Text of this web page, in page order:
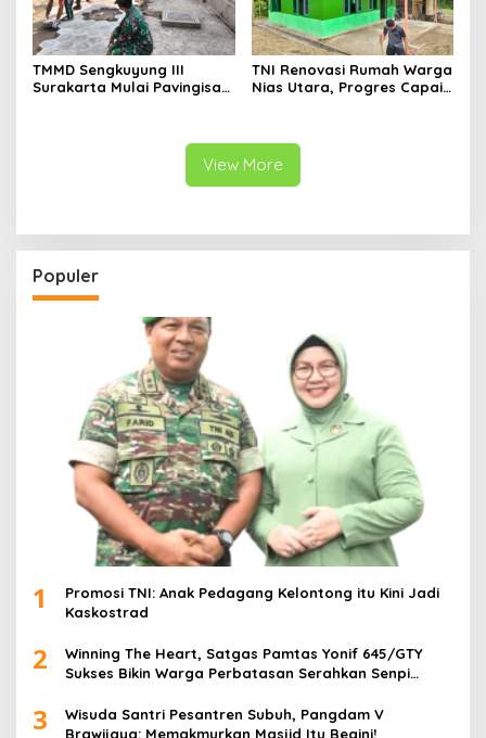
TMMD Sengkuyung III
Surakarta Mulai Pavingisasi
TNI Renovasi Rumah Warga
Nias Utara, Progres Capai
View More
Populer
1
Promosi TNI: Anak Pedagang Kelontong itu Kini Jadi
Kaskostrad
2
Winning The Heart, Satgas Pamtas Yonif 645/GTY
Sukses Bikin Warga Perbatasan Serahkan Senpi
3
Wisuda Santri Pesantren Subuh, Pangdam V
Brawijaya: Memakmurkan Masjid Itu Begini!